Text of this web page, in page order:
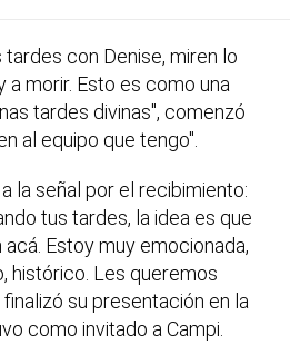
con Denise, miren lo
a morir. Esto es como una
tardes divinas", comenzó
al equipo que tengo".
la señal por el recibimiento:
tus tardes, la idea es que
Estoy muy emocionada,
histórico. Les queremos
su presentación en la
como invitado a Campi.